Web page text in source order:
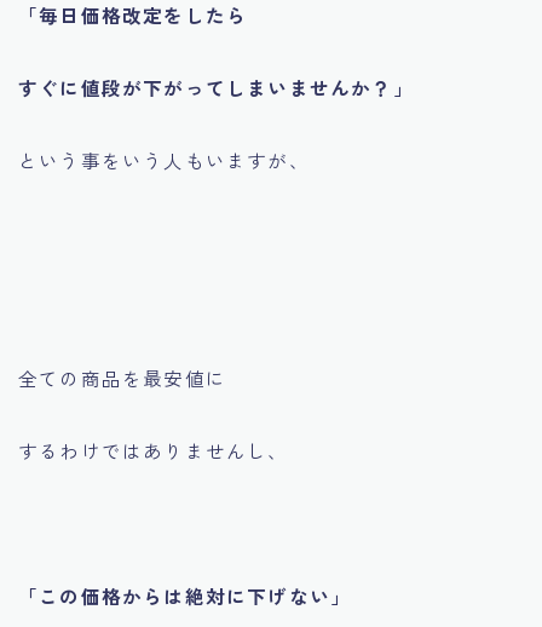
「毎日価格改定をしたら
すぐに値段が下がってしまいませんか？」
という事をいう人もいますが、
全ての商品を最安値に
するわけではありませんし、
「この価格からは絶対に下げない」